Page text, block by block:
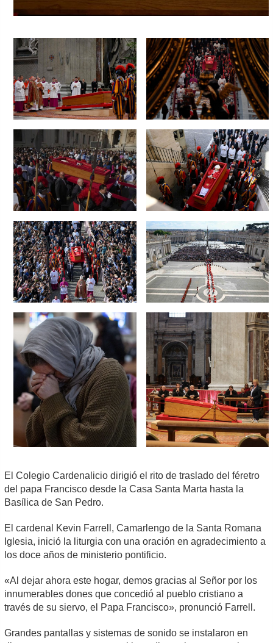
El Colegio Cardenalicio dirigió el rito de traslado del féretro
del papa Francisco desde la Casa Santa Marta hasta la
Basílica de San Pedro.
El cardenal Kevin Farrell, Camarlengo de la Santa Romana
Iglesia, inició la liturgia con una oración en agradecimiento a
los doce años de ministerio pontificio.
«Al dejar ahora este hogar, demos gracias al Señor por los
innumerables dones que concedió al pueblo cristiano a
través de su siervo, el Papa Francisco», pronunció Farrell.
Grandes pantallas y sistemas de sonido se instalaron en